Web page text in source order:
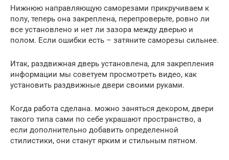
Нижнюю направляющую саморезами прикручиваем к
полу, теперь она закреплена, перепроверьте, ровно ли
все установлено и нет ли зазора между дверью и
полом. Если ошибки есть – затяните саморезы сильнее.
Итак, раздвижная дверь установлена, для закрепления
информации мы советуем просмотреть видео, как
установить раздвижные двери своими руками.
Когда работа сделана. можно заняться декором, двери
такого типа сами по себе украшают пространство, а
если дополнительно добавить определенной
стилистики, они станут ярким и стильным пятном.